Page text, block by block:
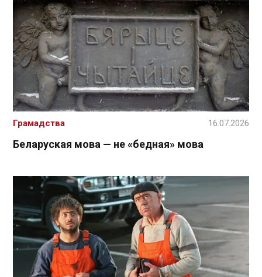
Беларуская мова — не «бедная» мова
Грамадства 16.07.2026